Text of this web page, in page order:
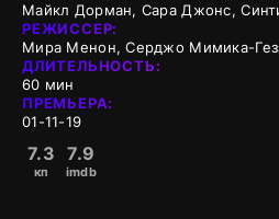
Майкл Дорман, Сара Джонс,
РЕЖИССЕР:
Мира Менон, Серджо Мимика-
ДЛИТЕЛЬНОСТЬ:
60 мин
ПРЕМЬЕРА:
01-11-19
7.3
кп
7.9
imdb